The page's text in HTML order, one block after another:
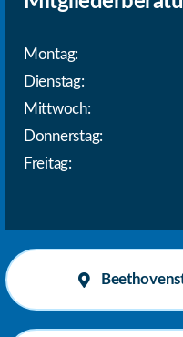
Montag:
Dienstag:
Mittwoch:
Donnerstag:
Freitag: